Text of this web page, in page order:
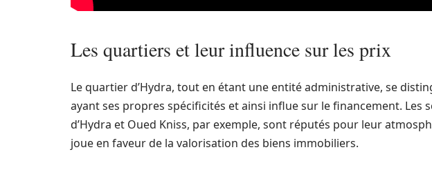
Les quartiers et leur influence sur les prix
Le quartier d’Hydra, tout en étant une entité administrative, se
ayant ses propres spécificités et ainsi influe sur le financement. Les
d’Hydra et Oued Kniss, par exemple, sont réputés pour leur
joue en faveur de la valorisation des biens immobiliers.